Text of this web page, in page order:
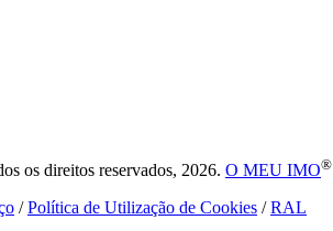
os direitos reservados, 2026. O MEU IMO®
/Política de Utilização de Cookies /RAL